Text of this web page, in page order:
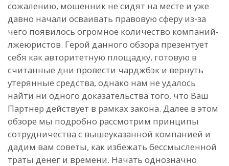
сожалению, мошенник не сидят на месте и уже
давно начали осваивать правовую сферу из-за
чего появилось огромное количество компаний-
лжеюристов. Герой данного обзора презентует
себя как авторитетную площадку, готовую в
считанные дни провести чарджбэк и вернуть
утерянные средства, однако нам не удалось
найти ни одного доказательства того, что Ваш
Партнер действует в рамках закона. Далее в этом
обзоре мы подробно рассмотрим принципы
сотрудничества с вышеуказанной компанией и
дадим вам советы, как избежать бессмысленной
траты денег и времени. Начать однозначно